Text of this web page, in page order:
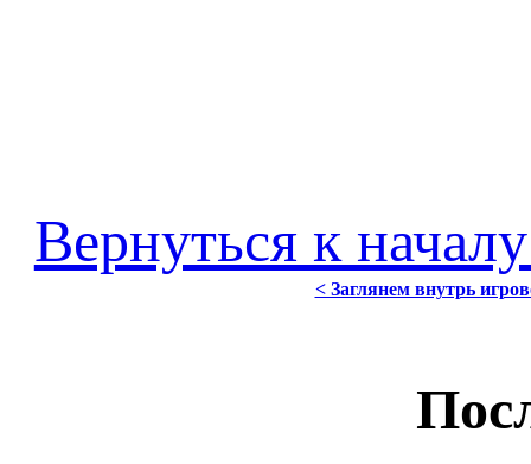
Вернуться к
< Заглянем внутрь